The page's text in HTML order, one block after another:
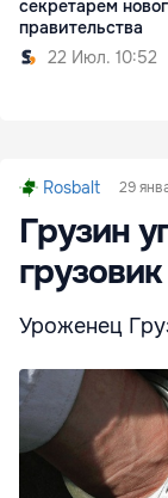
секретарем
правительства
22 Июл. 10:52
Rosbalt 29
Грузин
Уроженец